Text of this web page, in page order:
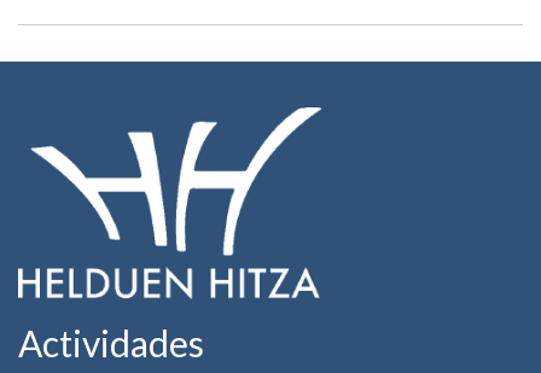
Actividades